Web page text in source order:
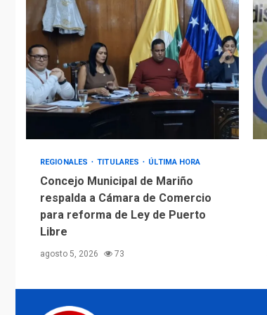
REGIONALES TITULARES ÚLTIMA HORA
Concejo Municipal de Mariño
respalda a Cámara de Comercio
para reforma de Ley de Puerto
Libre
agosto 5, 2026 73